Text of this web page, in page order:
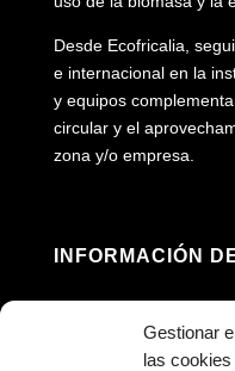
Gestionar
las cookies
Desde Ecofricalia,
e internacional en la
y equipos
circular y el
zona y/o empresa.
INFORMACIÓN
Pedroñeras,